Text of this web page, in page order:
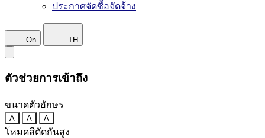
ประกาศจัดซื้อจัดจ้าง
On TH
ตัวช่วยการเข้าถึง
ขนาดตัวอักษร
A A A
โหมดสีตัดกันสูง